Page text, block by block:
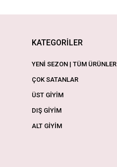
KATEGORİLER
YENİ SEZON | TÜM ÜRÜNLER
ÇOK SATANLAR
ÜST GİYİM
DIŞ GİYİM
ALT GİYİM